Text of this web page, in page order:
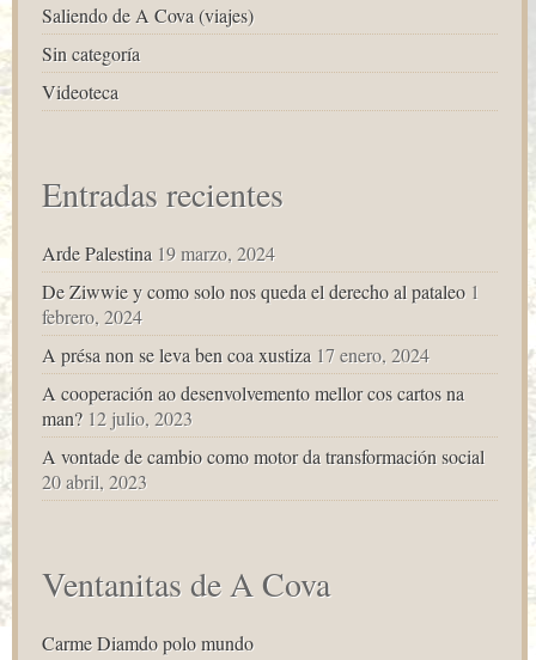
Saliendo de A Cova (viajes)
Sin categoría
Videoteca
Entradas recientes
Arde Palestina 19 marzo, 2024
De Ziwwie y como solo nos queda el derecho al pataleo 1
febrero, 2024
A présa non se leva ben coa xustiza 17 enero, 2024
A cooperación ao desenvolvemento mellor cos cartos na
man? 12 julio, 2023
A vontade de cambio como motor da transformación social
20 abril, 2023
Ventanitas de A Cova
Carme Diamdo polo mundo